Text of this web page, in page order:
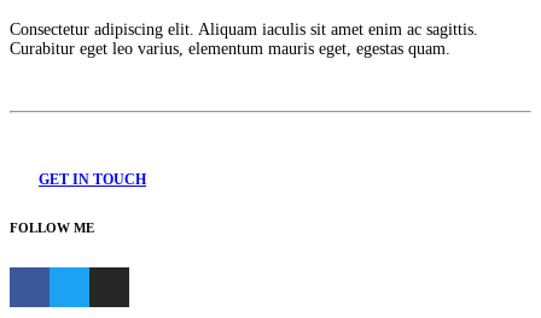
Consectetur adipiscing elit. Aliquam iaculis sit amet enim ac sagittis.
Curabitur eget leo varius, elementum mauris eget, egestas quam.
GET IN TOUCH
FOLLOW ME